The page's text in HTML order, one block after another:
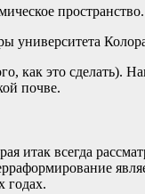
пространство.
университета
как это сделать).
почве.
итак всегда
годах.